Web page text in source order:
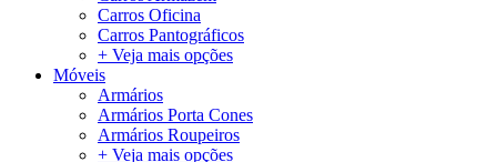
Carros Oficina
Carros Pantográficos
+ Veja mais opções
Móveis
Armários
Armários Porta Cones
Armários Roupeiros
+ Veja mais opções